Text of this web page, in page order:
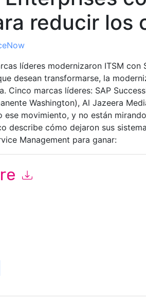
reducir los
líderes modernizaron ITSM con
desean transformarse, la
Cinco marcas líderes: SAP
Washington), Al Jazeera
ese movimiento, y no están
describe cómo dejaron sus
Management para ganar: